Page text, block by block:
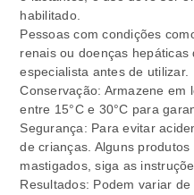
habilitado.
Pessoas com condições
renais ou doenças hepáticas
especialista antes de utilizar.
Conservação: Armazene em
entre 15°C e 30°C para
Segurança: Para evitar
de crianças. Alguns
mastigados, siga as
Resultados: Podem variar